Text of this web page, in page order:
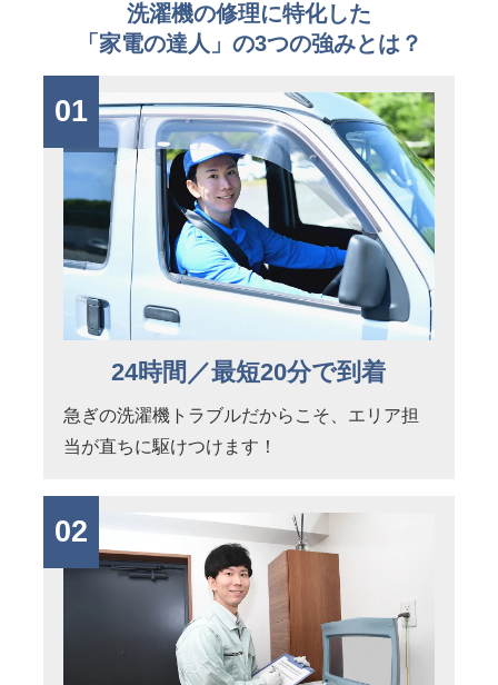
洗濯機の修理に特化した
「家電の達人」の3つの強みとは？
01
24時間／最短20分で到着
急ぎの洗濯機トラブルだからこそ、エリア担
当が直ちに駆けつけます！
02